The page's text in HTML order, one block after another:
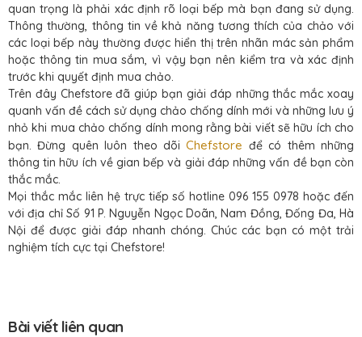
quan trọng là phải xác định rõ loại bếp mà bạn đang sử dụng.
Thông thường, thông tin về khả năng tương thích của chảo với
các loại bếp này thường được hiển thị trên nhãn mác sản phẩm
hoặc thông tin mua sắm, vì vậy bạn nên kiểm tra và xác định
trước khi quyết định mua chảo.
Trên đây Chefstore đã giúp bạn giải đáp những thắc mắc xoay
quanh vấn đề cách sử dụng chảo chống dính mới và những lưu ý
nhỏ khi mua chảo chống dính mong rằng bài viết sẽ hữu ích cho
bạn. Đừng quên luôn theo dõiChefstore để có thêm những
thông tin hữu ích về gian bếp và giải đáp những vấn đề bạn còn
thắc mắc.
Mọi thắc mắc liên hệ trực tiếp số hotline 096 155 0978 hoặc đến
với địa chỉ Số 91 P. Nguyễn Ngọc Doãn, Nam Đồng, Đống Đa, Hà
Nội để được giải đáp nhanh chóng. Chúc các bạn có một trải
nghiệm tích cực tại Chefstore!
Bài viết liên quan